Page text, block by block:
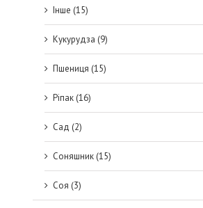
Інше (15)
Кукурудза (9)
Пшениця (15)
Ріпак (16)
Сад (2)
Соняшник (15)
Соя (3)